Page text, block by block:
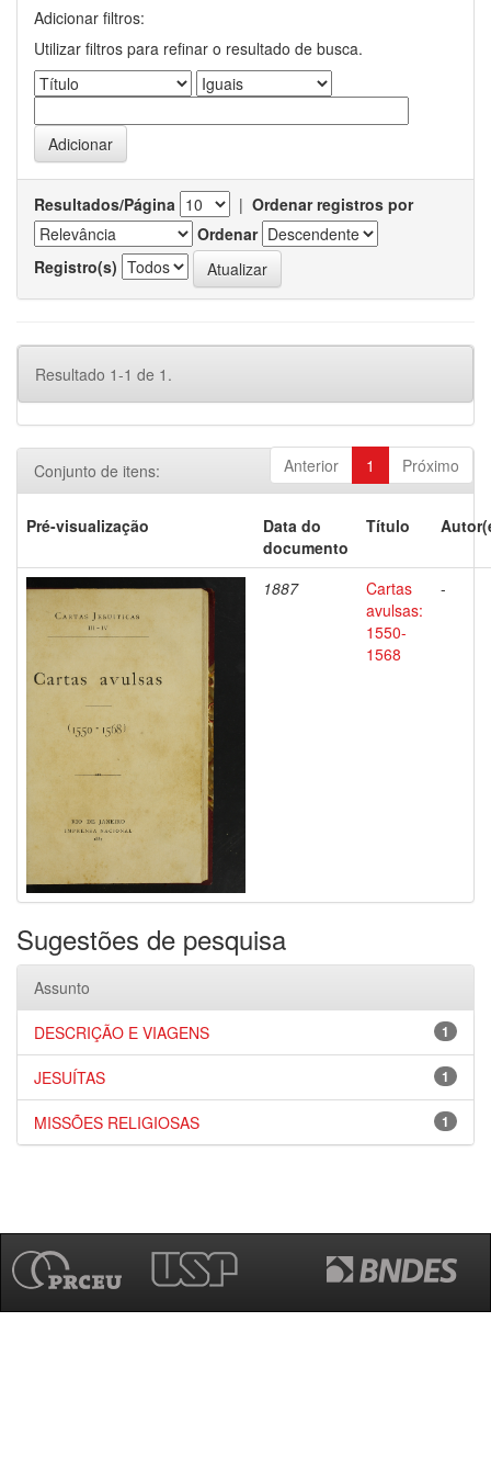
Adicionar filtros:
Utilizar filtros para refinar o resultado de busca.
Resultados/Página | Ordenar registros por
Ordenar
Registro(s)
Resultado 1-1 de 1.
Anterior 1 Próximo
Conjunto de itens:
Pré-visualização
Data do
documento
Título
1887
Cartas
avulsas:
1550-
1568
-
Sugestões de pesquisa
Assunto
1
DESCRIÇÃO E VIAGENS
1
JESUÍTAS
1
MISSÕES RELIGIOSAS